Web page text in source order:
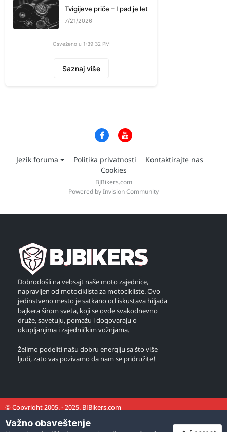
Tvigijeve priče – I pad je let
7/21/2026
Osveženo u 1:39:32 PM
Saznaj više
Jezik foruma Politika privatnosti
Kontaktirajte nas
Cookies
BJBikers.com
Powered by Invision Community
Dobrodošli na vebsajt naše moto zajednice,
napravljen od motociklista za motocikliste. Ovo
jedinstveno mesto je satkano od iskustava hiljada
bajkera širom sveta, koji se ovde svakodnevno
druže, savetuju, pomažu i dogovaraju o
okupljanjima i zajedničkim vožnjama.
Želimo podeliti našu dobru energiju sa što više
ljudi, zato vas pozivamo da nam se pridružite!
© Copyright 2005. - 2025. BJBikers.com
Važno obaveštenje